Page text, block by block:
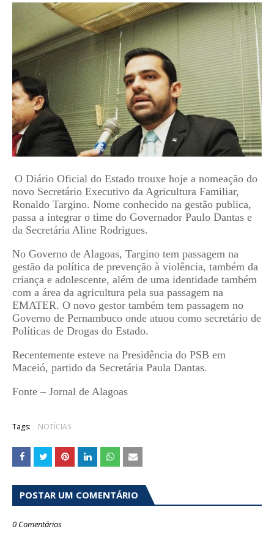
O Diário Oficial do Estado trouxe hoje a nomeação do
novo Secretário Executivo da Agricultura Familiar,
Ronaldo Targino. Nome conhecido na gestão publica,
passa a integrar o time do Governador Paulo Dantas e
da Secretária Aline Rodrigues.
No Governo de Alagoas, Targino tem passagem na
gestão da política de prevenção à violência, também da
criança e adolescente, além de uma identidade também
com a área da agricultura pela sua passagem na
EMATER. O novo gestor também tem passagem no
Governo de Pernambuco onde atuou como secretário de
Políticas de Drogas do Estado.
Recentemente esteve na Presidência do PSB em
Maceió, partido da Secretária Paula Dantas.
Fonte – Jornal de Alagoas
Tags: NOTÍCIAS
POSTAR UM COMENTÁRIO
0 Comentários